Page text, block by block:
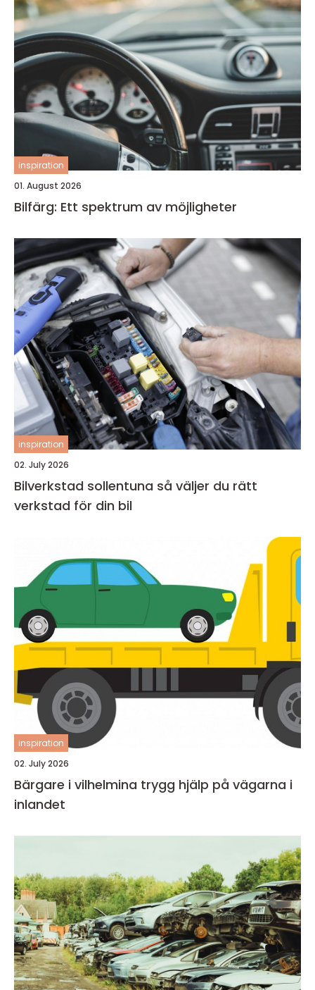
inspiration
01. August 2026
Bilfärg: Ett spektrum av möjligheter
inspiration
02. July 2026
Bilverkstad sollentuna så väljer du rätt
verkstad för din bil
inspiration
02. July 2026
Bärgare i vilhelmina trygg hjälp på vägarna i
inlandet